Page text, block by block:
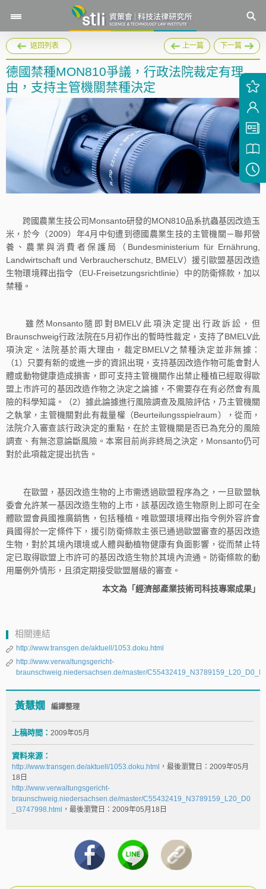
返回列表 上一篇 下一篇
德國禁種MON810爭議，行政法院裁定有理
由，支持主管機關禁種決定
跨國農業生技公司Monsanto研發的MON810品系抗蟲基因改造玉
米，於今（2009）年4月中旬遭到德國農業生技的主管機關－聯邦營
養、農業與消費者保護局（Bundesministerium für Ernährung,
Landwirtschaft und Verbraucherschutz, BMELV）援引歐盟基因改造
生物環境釋出指令（EU-Freisetzungsrichtlinie）中的防衛條款，加以
禁種。
雖然Monsanto隨即對BMELV此項決定提出行政訴訟，但
Braunschweig行政法院在5月初作出的暫時性裁定，支持了BMELV此
項決定。法院基於兩大理由，裁定BMELV之禁種決定並非無據：
（1）只要有新的或進一步的資訊出現，支持基因改造作物可能會對人
體或動物健康造成損害，即可支持主管機關作出禁止種植已經取得歐
盟上市許可的基因改造作物之決定之論據，不需要存在有必然會有風
險的科學知識。（2）據此論據進行風險調查及風險評估，乃主管機關
之執掌，主管機關對此有裁量權（Beurteilungsspielraum），從而，
法院介入審查該行政決定的重點，在於主管機關是否已為充分的風險
調查、有無恣意論斷風險。本案目前尚非終局之決定，Monsanto仍可
對於此項裁定提出抗告。
在歐盟，基因改造生物的上市需透過歐盟程序為之，一旦歐盟執
委會允許某一基因改造生物的上市，該基因改造生物原則上即可在全
體歐盟會員國推廣銷售，包括種植。唯歐盟環境釋出指令例外容許會
員國得於一定條件下，援引防衛條款主張已通過歐盟審查的基因改造
生物，對於其境內環境或人體與動植物健康有負面影響，從而禁止特
定已取得歐盟上市許可的基因改造生物於其境內流通。防衛條款的動
用屬例外情形，且須定期接受歐盟層級的審查。
本文為「經濟部產業技術司科技專案成果」
相關連結
http://www.transgen.de/aktuell/1053.doku.html
http://www.verwaltungsgericht-
braunschweig.niedersachsen.de/master/
黃慧嫺 編譯整理
上稿時間： 2009年05月
資料來源：
http://www.transgen.de/aktuell/1053.doku.html ，最後瀏覽日：2009年05月
18日
http://www.verwaltungsgericht-
braunschweig.niedersachsen.de/master/C55432419_N3789159_L20_D0
_I3747998.html ，最後瀏覽日：2009年05月18日